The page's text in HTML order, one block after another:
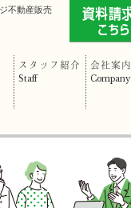
不動産販売
スタッフ紹介
Staff
会社案内
Company